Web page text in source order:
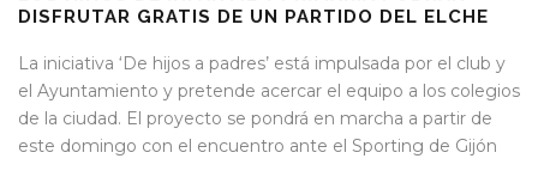
DISFRUTAR GRATIS DE UN PARTIDO DEL ELCHE
La iniciativa ‘De hijos a padres’ está impulsada por el club y
el Ayuntamiento y pretende acercar el equipo a los colegios
de la ciudad. El proyecto se pondrá en marcha a partir de
este domingo con el encuentro ante el Sporting de Gijón